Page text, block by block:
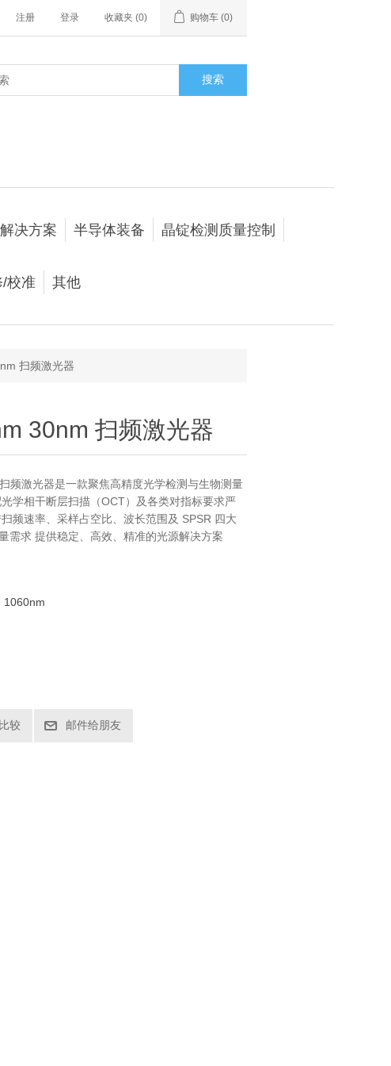
注册 登录 收藏夹 (0) 购物车 (0)
搜索
决方案 半导体装备 晶锭检测质量控制
校准 其他
扫频激光器
30nm 扫频激光器
频激光器是一款聚焦高精度光学检测与生物测量
学相干断层扫描（OCT）及各类对指标要求严
频速率、采样占空比、波长范围及 SPSR 四大
需求 提供稳定、高效、精准的光源解决方案
1060nm
较 邮件给朋友